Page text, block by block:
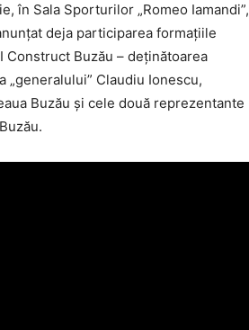
în Sala Sporturilor „Romeo Iamandi”,
deja participarea formaţiile
Construct Buzău – deţinătoarea
„generalului” Claudiu Ionescu,
Buzău şi cele două reprezentante